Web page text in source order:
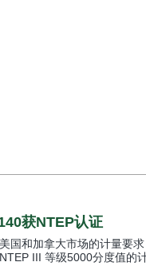
获NTEP认证
国和加拿大市场的计量要
III 等级5000分度值的